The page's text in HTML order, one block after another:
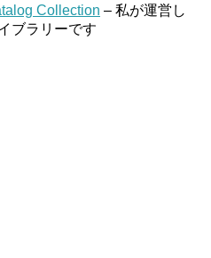
Collection – 私が運営し
ブラリーです